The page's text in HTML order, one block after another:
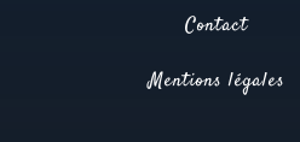
Contact
Mentions légales